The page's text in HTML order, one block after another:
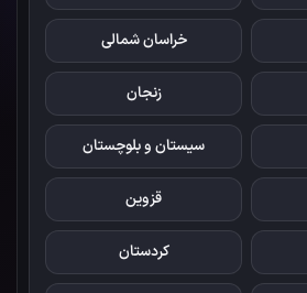
خراسان شمالی
زنجان
سیستان و بلوچستان
قزوین
کردستان